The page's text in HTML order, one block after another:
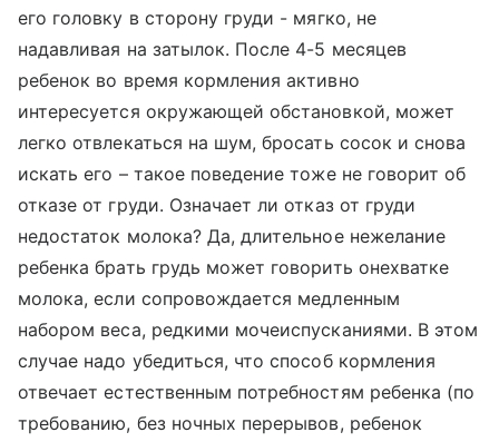
его головку в сторону груди - мягко, не
надавливая на затылок. После 4-5 месяцев
ребенок во время кормления активно
интересуется окружающей обстановкой, может
легко отвлекаться на шум, бросать сосок и снова
искать его – такое поведение тоже не говорит об
отказе от груди. Означает ли отказ от груди
недостаток молока? Да, длительное нежелание
ребенка брать грудь может говорить онехватке
молока, если сопровождается медленным
набором веса, редкими мочеиспусканиями. В этом
случае надо убедиться, что способ кормления
отвечает естественным потребностям ребенка (по
требованию, без ночных перерывов, ребенок